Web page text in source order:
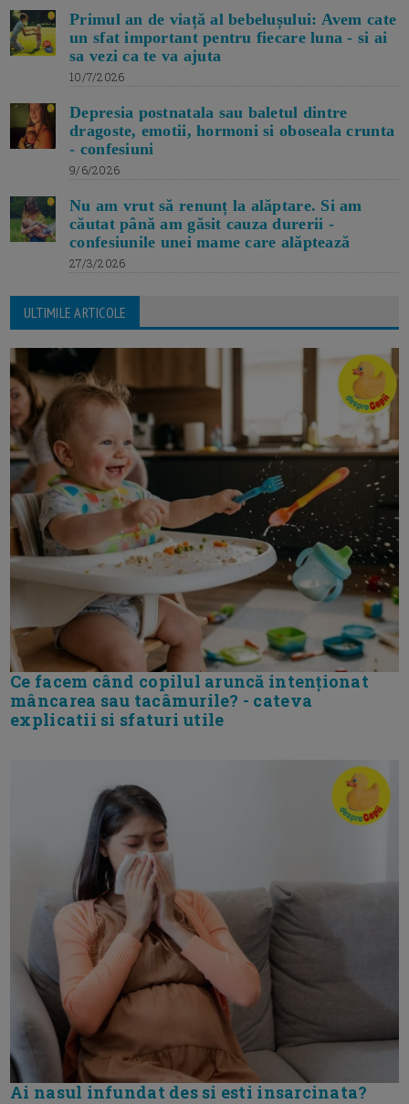
Primul an de viață al bebelușului: Avem cate
un sfat important pentru fiecare luna - si ai
sa vezi ca te va ajuta
10/7/2026
Depresia postnatala sau baletul dintre
dragoste, emotii, hormoni si oboseala crunta
- confesiuni
9/6/2026
Nu am vrut să renunț la alăptare. Si am
căutat până am găsit cauza durerii -
confesiunile unei mame care alăptează
27/3/2026
ULTIMILE ARTICOLE
Ce facem când copilul aruncă intenționat
mâncarea sau tacâmurile? - cateva
explicatii si sfaturi utile
Ai nasul infundat des si esti insarcinata?